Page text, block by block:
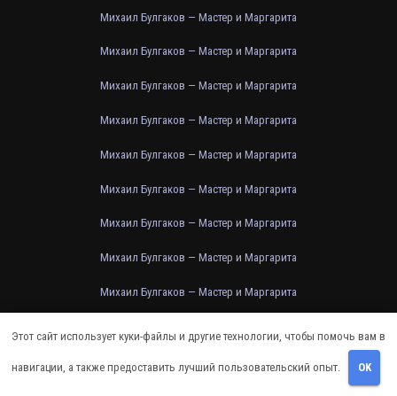
Михаил Булгаков — Мастер и Маргарита
Михаил Булгаков — Мастер и Маргарита
Михаил Булгаков — Мастер и Маргарита
Михаил Булгаков — Мастер и Маргарита
Михаил Булгаков — Мастер и Маргарита
Михаил Булгаков — Мастер и Маргарита
Михаил Булгаков — Мастер и Маргарита
Михаил Булгаков — Мастер и Маргарита
Михаил Булгаков — Мастер и Маргарита
Михаил Булгаков — Мастер и Маргарита
Этот сайт использует куки-файлы и другие технологии, чтобы помочь вам в
навигации, а также предоставить лучший пользовательский опыт. OK